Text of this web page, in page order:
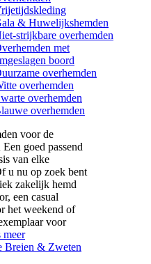
& Huwelijkshemden
strijkbare overhemden
met
boord
overhemden
overhemden
overhemden
overhemden
voor de
goed passend
van elke
u nu op zoek bent
zakelijk hemd
een casual
het weekend of
voor
meer
Breien & Zweten